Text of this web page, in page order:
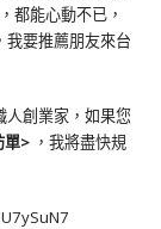
都能心動不已，
我要推薦朋友來台
人創業家，如果您
單> ，我將盡快規